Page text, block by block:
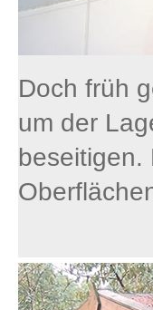
Doch früh
um der
beseitigen.